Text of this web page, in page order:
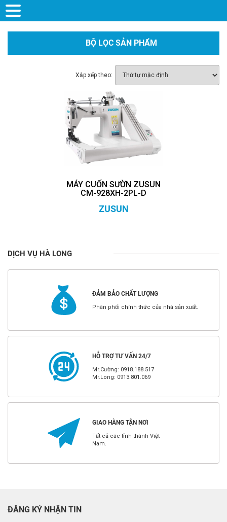
BỘ LỌC SẢN PHẨM
Xắp xếp theo:
MÁY CUỐN SƯỜN ZUSUN
CM-928XH-2PL-D
ZUSUN
DỊCH VỤ HÀ LONG
ĐẢM BẢO CHẤT LƯỢNG
Phân phối chính thức của nhà sản xuất.
HỖ TRỢ TƯ VẤN 24/7
Mr.Cường: 0918.188.517
Mr.Long: 0913.801.069
GIAO HÀNG TẬN NƠI
Tất cả các tỉnh thành Việt
Nam.
ĐĂNG KÝ NHẬN TIN